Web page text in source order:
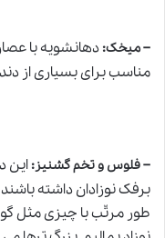
–میخک:دهانشویه با
مناسب برای بسیاری از
–فلوس و تخم گشنیز:این
برفک نوزادان داشته
طور مرتّب با چیزی مثل